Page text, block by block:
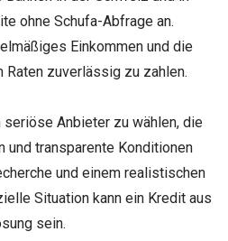
ohne Schufa-Abfrage an.
Einkommen und die
Raten zuverlässig zu zahlen.
Anbieter zu wählen, die
und transparente Konditionen
und einem realistischen
Situation kann ein Kredit aus
sein.